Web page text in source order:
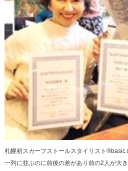
札幌初スカーフストールスタイリスト
一列に並ぶのに前後の差があり前の2人が大